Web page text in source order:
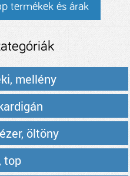
termékek és árak
mellény
öltöny
top